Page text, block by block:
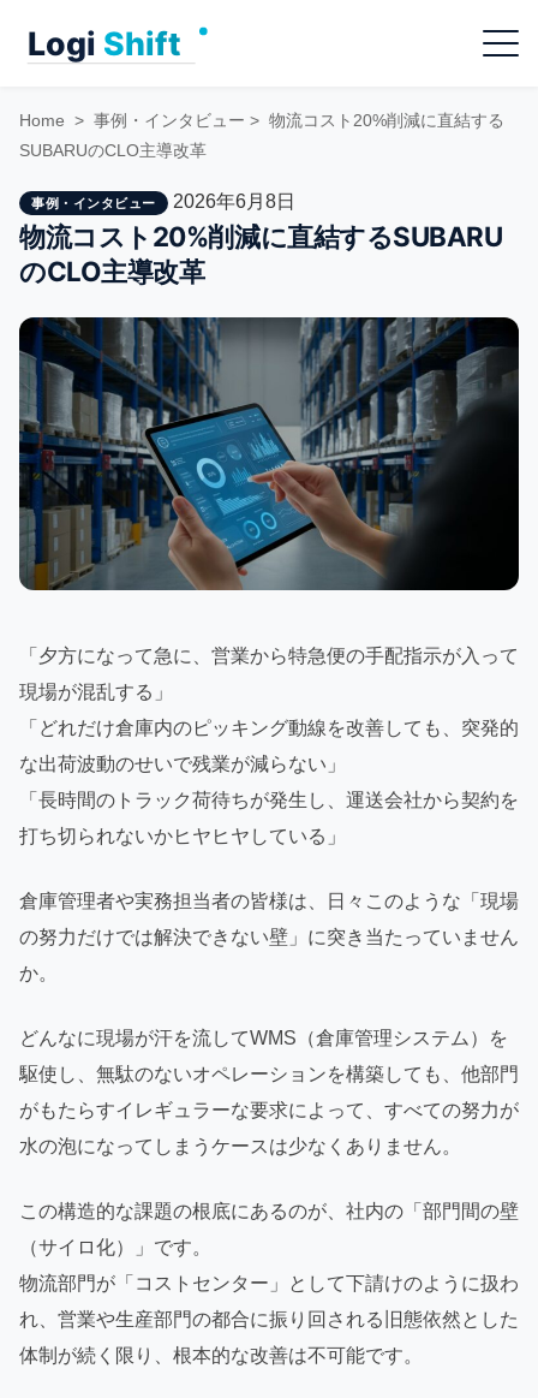
Menu
Home > 事例・インタビュー > 物流コスト20%削減に直結する
SUBARUのCLO主導改革
事例・インタビュー 2026年6月8日
物流コスト20%削減に直結するSUBARU
のCLO主導改革
「夕方になって急に、営業から特急便の手配指示が入って
現場が混乱する」
「どれだけ倉庫内のピッキング動線を改善しても、突発的
な出荷波動のせいで残業が減らない」
「長時間のトラック荷待ちが発生し、運送会社から契約を
打ち切られないかヒヤヒヤしている」
倉庫管理者や実務担当者の皆様は、日々このような「現場
の努力だけでは解決できない壁」に突き当たっていません
か。
どんなに現場が汗を流してWMS（倉庫管理システム）を
駆使し、無駄のないオペレーションを構築しても、他部門
がもたらすイレギュラーな要求によって、すべての努力が
水の泡になってしまうケースは少なくありません。
この構造的な課題の根底にあるのが、社内の「部門間の壁
（サイロ化）」です。
物流部門が「コストセンター」として下請けのように扱わ
れ、営業や生産部門の都合に振り回される旧態依然とした
体制が続く限り、根本的な改善は不可能です。